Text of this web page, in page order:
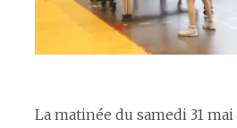
La matinée du samedi 31